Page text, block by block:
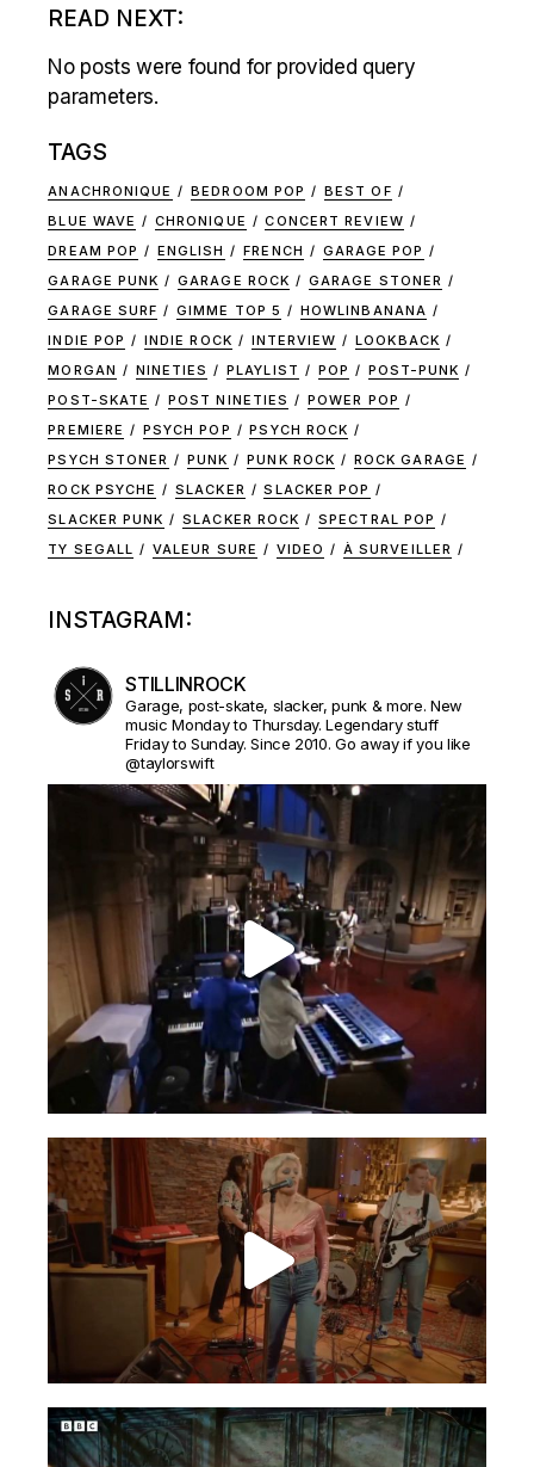
READ NEXT:
No posts were found for provided query
parameters.
TAGS
ANACHRONIQUE BEDROOM POP
BEST OF
BLUE WAVE
CHRONIQUE
CONCERT REVIEW
DREAM POP
ENGLISH FRENCH
GARAGE POP
GARAGE PUNK
GARAGE ROCK
GARAGE STONER
GARAGE SURF
GIMME TOP 5
HOWLINBANANA
INDIE POP
INDIE ROCK INTERVIEW
LOOKBACK
MORGAN
NINETIES PLAYLIST POP
POST-PUNK
POST-SKATE
POST NINETIES
POWER POP
PREMIERE
PSYCH POP
PSYCH ROCK
PSYCH STONER
PUNK PUNK ROCK
ROCK GARAGE
ROCK PSYCHE
SLACKER
SLACKER POP
SLACKER PUNK
SLACKER ROCK
SPECTRAL POP
TY SEGALL
VALEUR SURE VIDEO À SURVEILLER
INSTAGRAM:
STILLINROCK
Garage, post-skate, slacker, punk & more. New
music Monday to Thursday. Legendary stuff
Friday to Sunday. Since 2010. Go away if you like
@taylorswift